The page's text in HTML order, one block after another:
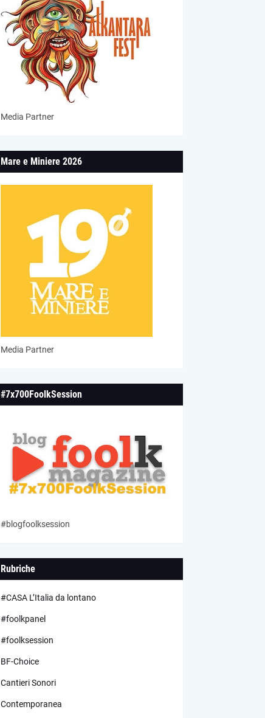
Media Partner
Mare e Miniere 2026
Media Partner
#7x700FoolkSession
#blogfoolksession
Rubriche
#CASA L’Italia da lontano
#foolkpanel
#foolksession
BF-Choice
Cantieri Sonori
Contemporanea